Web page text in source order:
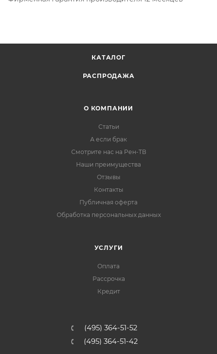
КАТАЛОГ
РАСПРОДАЖА
О КОМПАНИИ
Статьи
А если брак
Смотрите нас на Рен-ТВ
Наши преимущества
Отзывы
Контакты
Публичная оферта
Обработка персональных данных
УСЛУГИ
Оплата
Рассрочка
Кредит
(495) 364-51-52
(495) 364-51-42